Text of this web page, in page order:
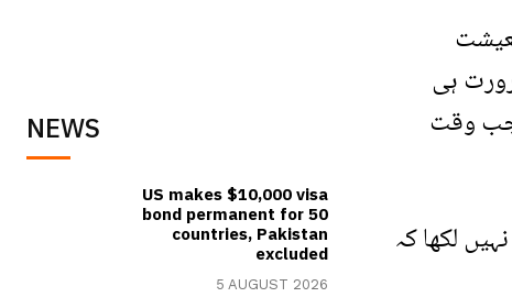
NEWS
US makes $10,000 visa
bond permanent for 50
countries, Pakistan
excluded
5 AUGUST 2026
ہی
جب وقت
لکھا کہ